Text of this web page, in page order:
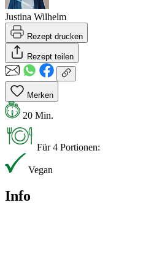
Justina Wilhelm
Rezept drucken
Rezept teilen
Merken
20 Min.
Für 4 Portionen:
Vegan
Info